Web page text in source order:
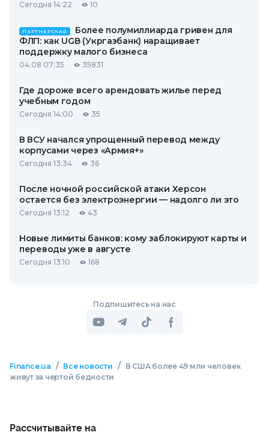
Сегодня 14:22 10
ПАРТНЕРСКАЯ
Более полумиллиарда гривен для
ФЛП: как UGB (Укргазбанк) наращивает
поддержку малого бизнеса
04.08 07:35 35831
Где дороже всего арендовать жилье перед
учебным годом
Сегодня 14:00 35
В ВСУ начался упрощенный перевод между
корпусами через «Армия+»
Сегодня 13:34 36
После ночной российской атаки Херсон
остается без электроэнергии — надолго ли это
Сегодня 13:12 43
Новые лимиты банков: кому заблокируют карты и
переводы уже в августе
Сегодня 13:10 168
Подпишитесь на нас
Finance.ua / Все новости /
В США более 49 млн человек
живут за чертой бедности
Рассчитывайте на